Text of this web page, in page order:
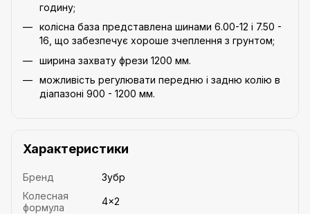
годину;
колісна база представлена шинами 6.00-12 і 7.50 -
16, що забезпечує хороше зчеплення з грунтом;
ширина захвату фрези 1200 мм.
можливість регулювати передню і задню колію в
діапазоні 900 - 1200 мм.
Характеристики
Бренд
Зубр
Колесная
формула
4×2